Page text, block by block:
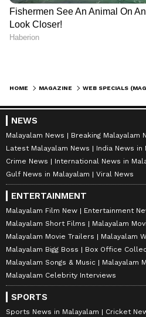
HOME MAGAZINE WEB SPECIALS
NEWS
Malayalam News
Breaking Malayalam
Latest Malayalam News
India News in
Crime News
International News in
Gulf News in Malayalam
Viral News
ENTERTAINMENT
Malayalam Film New
Entertainment
Malayalam Short Films
Malayalam
Malayalam Movie Trailers
Malayalam
Malayalam Bigg Boss
Box Office
Malayalam Songs & Music
Malayalam
Malayalam Celebrity Interviews
SPORTS
Sports News in Malayalam
Cricket